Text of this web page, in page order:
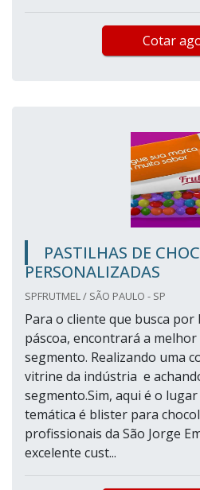
Cotar
PASTILHAS DE
PERSONALIZADAS
SPFRUTMEL / SÃO PAULO - SP
Para o cliente que busca
páscoa, encontrará a
segmento. Realizando uma
vitrine da indústria e
segmento.Sim, aqui é o
temática é blister para
profissionais da São Jorge
excelente cust...